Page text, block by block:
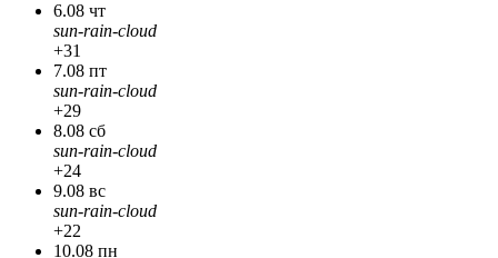
6.08 чт
sun-rain-cloud
+31
7.08 пт
sun-rain-cloud
+29
8.08 сб
sun-rain-cloud
+24
9.08 вс
sun-rain-cloud
+22
10.08 пн